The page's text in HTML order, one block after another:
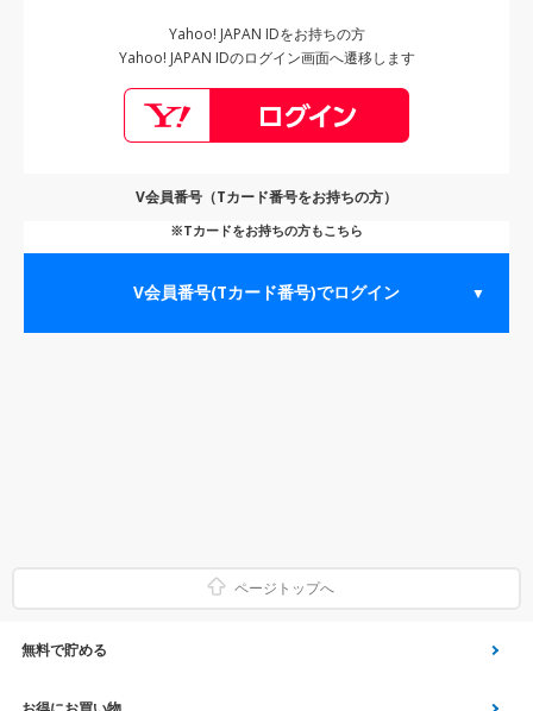
Yahoo! JAPAN IDをお持ちの方
Yahoo! JAPAN IDのログイン画面へ遷移します
V会員番号（Tカード番号をお持ちの方）
※Tカードをお持ちの方もこちら
V会員番号(Tカード番号)でログイン ▼
ページトップへ
無料で貯める